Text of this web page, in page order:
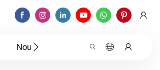
Nouvelles Contactez-Nous